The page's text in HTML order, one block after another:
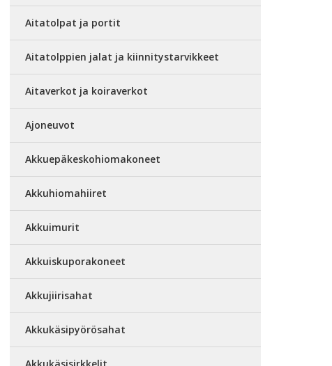
Aitatolpat ja portit
Aitatolppien jalat ja kiinnitystarvikkeet
Aitaverkot ja koiraverkot
Ajoneuvot
Akkuepäkeskohiomakoneet
Akkuhiomahiiret
Akkuimurit
Akkuiskuporakoneet
Akkujiirisahat
Akkukäsipyörösahat